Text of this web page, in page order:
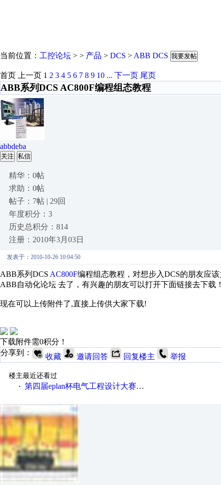
当前位置： 工控论坛 > > 产品 > DCS > ABB DCS 我要发帖
首页 上一页 1 2 3 4 5 6 7 8 9 10 ... 下一页 尾页
ABB系列DCS AC800F编程组态教程
abbdeba
关注 私信
精华：0帖
求助：0帖
帖子：7帖 | 29回
年度积分：3
历史总积分：814
注册：2010年3月03日
发表于：2010-10-26 10:04:50
ABB系列DCS AC800F编程组态教程，对想步入DCS的朋友应
ABB自动化论坛 去了，有兴趣的朋友可以打开下面链接去下载
现在可以上传附件了,直接上传供大家下载!
下载附件需0积分！
分享到：
收藏 邀请回答 回复楼主 举报
楼主最近还看过
· 第四届eplan杯电气工程设计大赛报名啦！！！